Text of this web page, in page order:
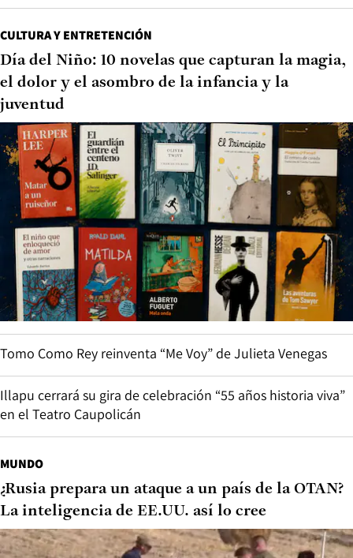
CULTURA Y ENTRETENCIÓN
Día del Niño: 10 novelas que capturan la magia,
el dolor y el asombro de la infancia y la
juventud
Tomo Como Rey reinventa “Me Voy” de Julieta Venegas
Illapu cerrará su gira de celebración “55 años historia viva”
en el Teatro Caupolicán
MUNDO
¿Rusia prepara un ataque a un país de la OTAN?
La inteligencia de EE.UU. así lo cree